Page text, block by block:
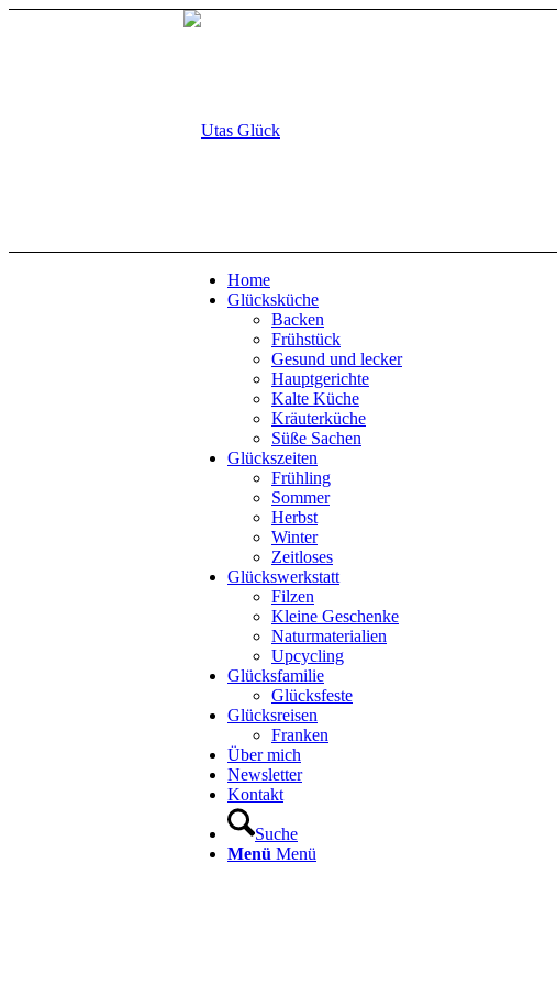
Home
Glücksküche
Backen
Frühstück
Gesund und lecker
Hauptgerichte
Kalte Küche
Kräuterküche
Süße Sachen
Glückszeiten
Frühling
Sommer
Herbst
Winter
Zeitloses
Glückswerkstatt
Filzen
Kleine Geschenke
Naturmaterialien
Upcycling
Glücksfamilie
Glücksfeste
Glücksreisen
Franken
Über mich
Newsletter
Kontakt
Suche
Menü Menü